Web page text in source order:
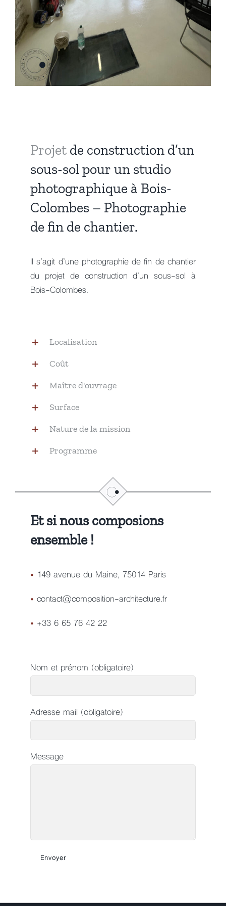
Projet de construction d’un
sous-sol pour un studio
photographique à Bois-
Colombes – Photographie
de fin de chantier.
Il s’agit d’une photographie de fin de chantier
du projet de construction d’un sous-sol à
Bois-Colombes.
Localisation
Coût
Maître d'ouvrage
Surface
Nature de la mission
Programme
Et si nous composions
ensemble !
• 149 avenue du Maine, 75014 Paris
• contact@composition-architecture.fr
• +33 6 65 76 42 22
Nom et prénom (obligatoire)
Adresse mail (obligatoire)
Message